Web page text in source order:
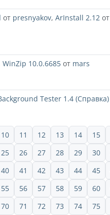
от presnyakov, ArInstall 2.12 от
WinZip 10.0.6685 от mars
Tester 1.4 (Справка)
10 11 12 13 14 15
25 26 27 28 29 30
40 41 42 43 44 45
55 56 57 58 59 60
70 71 72 73 74 75